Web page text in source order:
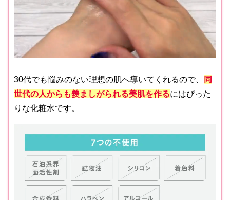
30代でも悩みのない理想の肌へ導いてくれるので、
同
世代の人からも羨ましがられる美肌を作るにはぴった
りな化粧水です。